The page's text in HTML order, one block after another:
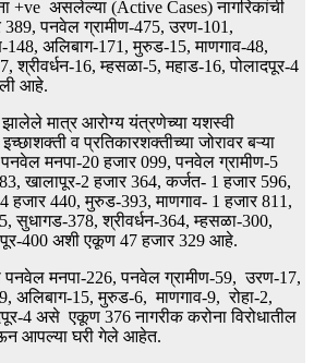
+ve असलेल्या (Active Cases) नागरिकांची
पनवेल ग्रामीण-475, उरण-101,
अलिबाग-171, मुरुड-15, माणगाव-48,
श्रीवर्धन-16, म्हसळा-5, महाड-16, पोलादपूर-4
आहे.
मात्र आरोग्य यंत्रणेच्या यशस्वी
व प्रतिकारशक्तीच्या जोरावर बऱ्या
मनपा-20 हजार 099, पनवेल ग्रामीण-5
खालापूर-2 हजार 364, कर्जत- 1 हजार 596,
हजार 440, मुरुड-393, माणगाव- 1 हजार 811,
सुधागड-378, श्रीवर्धन-364, म्हसळा-300,
400 अशी एकूण 47 हजार 329 आहे.
मनपा-226, पनवेल ग्रामीण-59, उरण-17,
अलिबाग-15, मुरुड-6, माणगाव-9, रोहा-2,
4 असे एकूण 376 नागरीक करोना विरोधातील
आपल्या घरी गेले आहेत.